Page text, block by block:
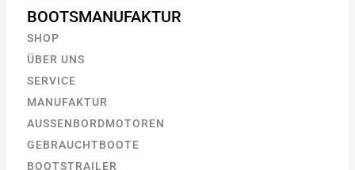
BOOTSMANUFAKTUR
SHOP
ÜBER UNS
SERVICE
MANUFAKTUR
AUSSENBORDMOTOREN
GEBRAUCHTBOOTE
BOOTSTRAILER